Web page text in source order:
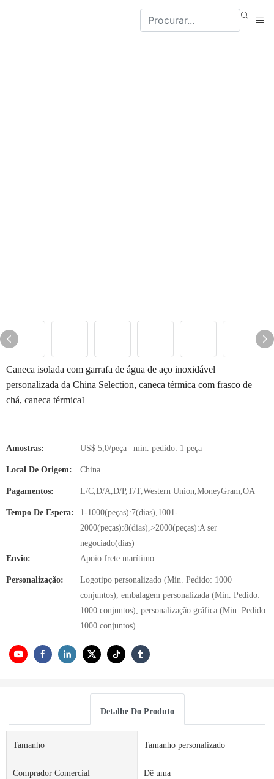
Caneca isolada com garrafa de água de aço inoxidável
personalizada da China Selection, caneca térmica com frasco de
chá, caneca térmica1
Amostras: US$ 5,0/peça | mín. pedido: 1 peça
Local De Origem: China
Pagamentos: L/C,D/A,D/P,T/T,Western Union,MoneyGram,OA
Tempo De Espera:
1-1000(peças):7(dias),1001-
2000(peças):8(dias),>2000(peças):A ser
negociado(dias)
Envio:
Apoio frete marítimo
Personalização:
Logotipo personalizado (Min. Pedido: 1000
conjuntos), embalagem personalizada (Min. Pedido:
1000 conjuntos), personalização gráfica (Min. Pedido:
1000 conjuntos)
Detalhe Do Produto
Tamanho Tamanho personalizado
Comprador Comercial Dê uma